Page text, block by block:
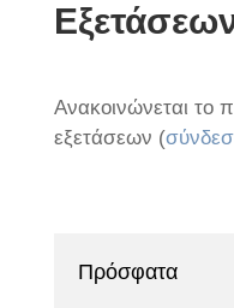
Ανακοινώνεται το
εξετάσεων (
Πρόσφατα